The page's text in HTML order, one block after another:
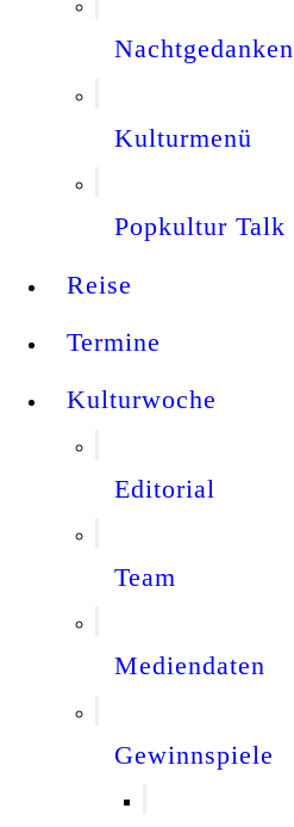
Nachtgedanken
Kulturmenü
Popkultur Talk
Reise
Termine
Kulturwoche
Editorial
Team
Mediendaten
Gewinnspiele